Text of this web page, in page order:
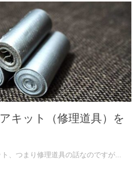
キット（修理道具）を
、つまり修理道具の話なのですが...